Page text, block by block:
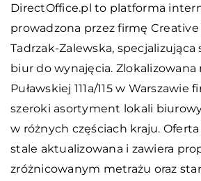
DirectOffice.pl to platforma
prowadzona przez firmę
Tadrzak-Zalewska,
biur do wynajęcia. Zlokalizowana
Puławskiej 111a/115 w Warszawie
szeroki asortyment lokali
w różnych częściach kraju.
stale aktualizowana i zawiera
zróżnicowanym metrażu oraz